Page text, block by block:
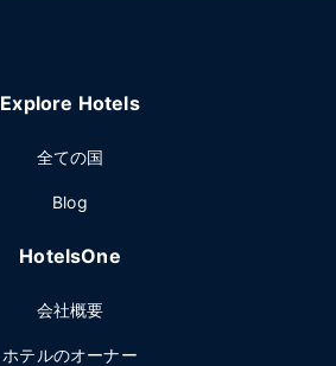
Explore Hotels
全ての国
Blog
HotelsOne
会社概要
ホテルのオーナー